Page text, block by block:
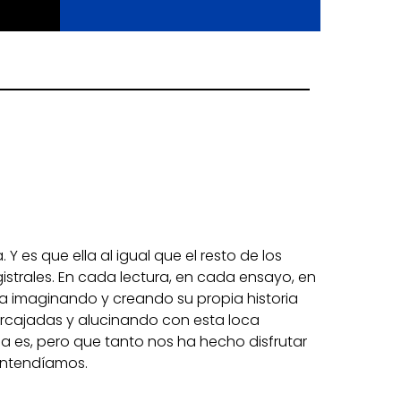
es que ella al igual que el resto de los
En cada lectura, en cada ensayo, en
imaginando y creando su propia historia
y alucinando con esta loca
es, pero que tanto nos ha hecho disfrutar